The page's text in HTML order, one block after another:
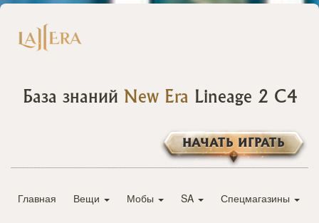
База знаний New Era Lineage 2 C4
НАЧАТЬ ИГРАТЬ
Главная Вещи Мобы SA Спецмагазины